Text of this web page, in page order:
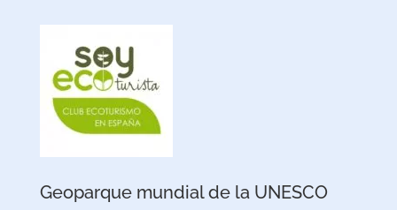
Geoparque mundial de la UNESCO